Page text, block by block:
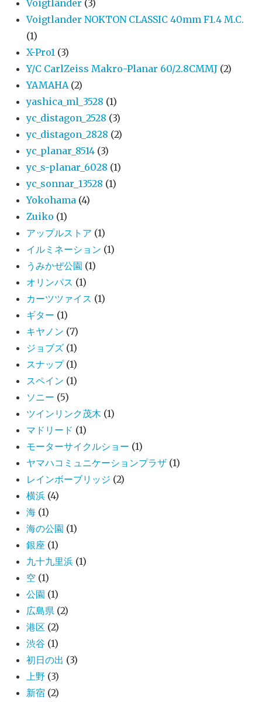
Voigtländer (3)
Voigtlander NOKTON CLASSIC 40mm F1.4 M.C.
(1)
X-Pro1 (3)
Y/C CarlZeiss Makro-Planar 60/2.8CMMJ (2)
YAMAHA (2)
yashica_ml_3528 (1)
yc_distagon_2528 (3)
yc_distagon_2828 (2)
yc_planar_8514 (3)
yc_s-planar_6028 (1)
yc_sonnar_13528 (1)
Yokohama (4)
Zuiko (1)
アップルストア (1)
イルミネーション (1)
うみかぜ公園 (1)
オリンパス (1)
カーツツァイス (1)
ギター (1)
キヤノン (7)
ジョブズ (1)
スナップ (1)
スペイン (1)
ソニー (5)
ツインリンク茂木 (1)
マドリード (1)
モーターサイクルショー (1)
ヤマハコミュニケーションプラザ (1)
レインボーブリッジ (2)
横浜 (4)
海 (1)
海の公園 (1)
銀座 (1)
九十九里浜 (1)
空 (1)
公園 (1)
広島県 (2)
港区 (2)
渋谷 (1)
初日の出 (3)
上野 (3)
新宿 (2)